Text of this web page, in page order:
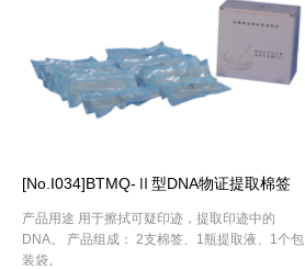
[No.I034]BTMQ-Ⅱ型DNA物证提取棉签
产品用途 用于擦拭可疑印迹，提取印迹中的
DNA。 产品组成： 2支棉签、1瓶提取液、1个包
装袋。